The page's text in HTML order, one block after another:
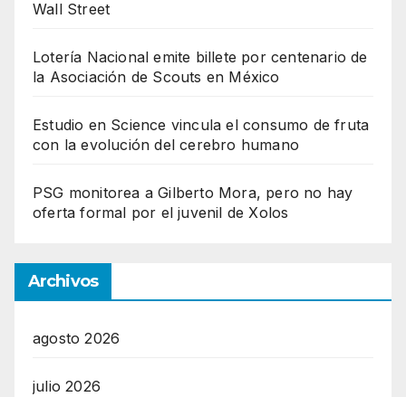
Wall Street
Lotería Nacional emite billete por centenario de
la Asociación de Scouts en México
Estudio en Science vincula el consumo de fruta
con la evolución del cerebro humano
PSG monitorea a Gilberto Mora, pero no hay
oferta formal por el juvenil de Xolos
Archivos
agosto 2026
julio 2026